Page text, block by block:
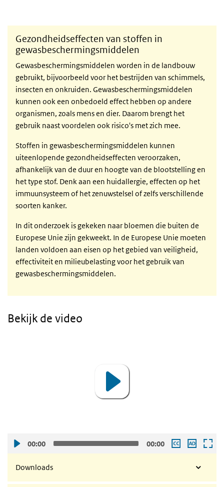
Gezondheidseffecten van stoffen in
gewasbeschermingsmiddelen
Gewasbeschermingsmiddelen worden in de landbouw
gebruikt, bijvoorbeeld voor het bestrijden van schimmels,
insecten en onkruiden. Gewasbeschermingsmiddelen
kunnen ook een onbedoeld effect hebben op andere
organismen, zoals mens en dier. Daarom brengt het
gebruik naast voordelen ook risico's met zich mee.
Stoffen in gewasbeschermingsmiddelen kunnen
uiteenlopende gezondheidseffecten veroorzaken,
afhankelijk van de duur en hoogte van de blootstelling en
het type stof. Denk aan een huidallergie, effecten op het
immuunsysteem of het zenuwstelsel of zelfs verschillende
soorten kanker.
In dit onderzoek is gekeken naar bloemen die buiten de
Europese Unie zijn gekweekt. In de Europese Unie moeten
landen voldoen aan eisen op het gebied van veiligheid,
effectiviteit en milieubelasting voor het gebruik van
gewasbeschermingsmiddelen.
Bekijk de video
00:00 00:00
Downloads